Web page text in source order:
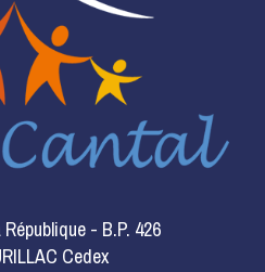
- B.P. 426
Cedex